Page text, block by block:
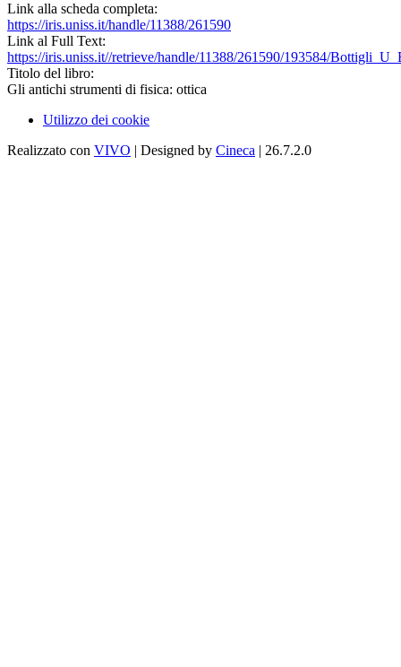
Link alla scheda completa:
https://iris.uniss.it/handle/11388/261590
Link al Full Text:
https://iris.uniss.it//retrieve/handle/11388/261590/193584/
Titolo del libro:
Gli antichi strumenti di fisica: ottica
Utilizzo dei cookie
Realizzato con VIVO | Designed by Cineca | 26.7.2.0